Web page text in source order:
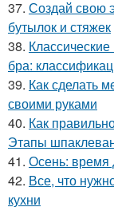
37. Создай свою
бутылок и стяжек
38.
бра:
39. Как сделать
своими руками
40. Как
Этапы
41. Осень: время
42. Все, что
кухни